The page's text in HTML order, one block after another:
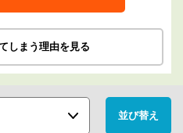
しまう理由を見る